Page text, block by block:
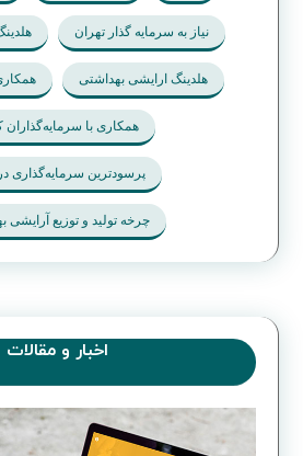
نیاز به سرمایه گذار تهران
هلدینگ ارایشی بهداشتی
همکاری با سرمایه‌گذاران
پرسودترین سرمایه‌گذاری
چرخه تولید و توزیع آرایشی
اخبار و مقالات